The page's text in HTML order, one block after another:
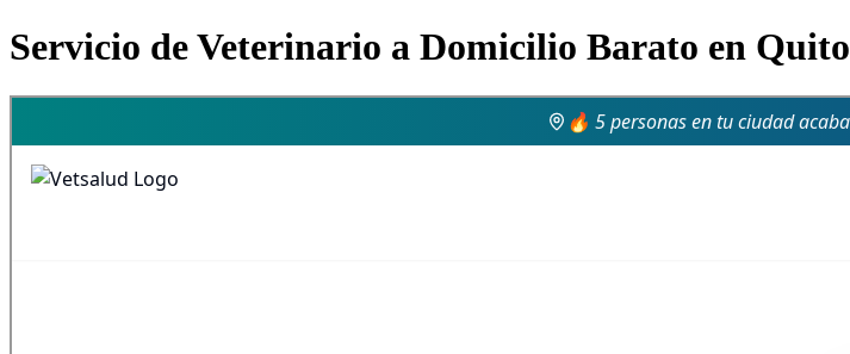
Servicio de Veterinario a Domicilio Barato en Quito